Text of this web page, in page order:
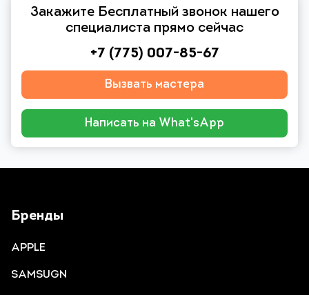
Закажите Бесплатный звонок нашего
специалиста прямо сейчас
+7 (775) 007-85-67
Вызвать мастера
Написать на What'sApp
Бренды
APPLE
SAMSUGN